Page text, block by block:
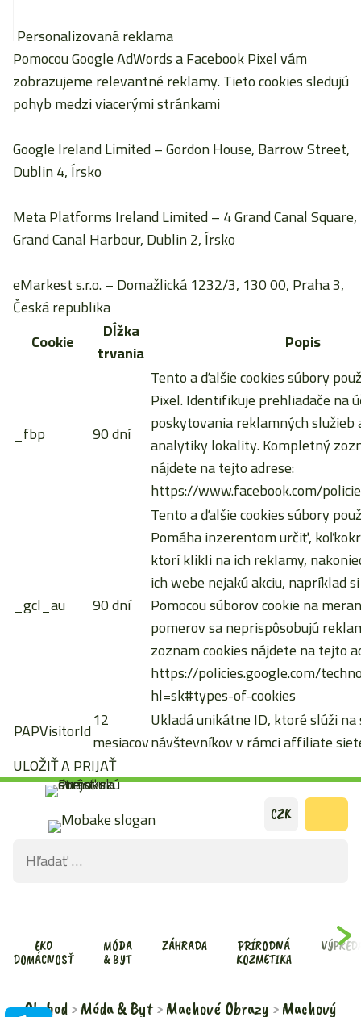
Preskočiť
obsah
EKO
DOMÁCNOSŤ
MÓDA
& BYT
ZÁHRADA
PRÍRODNÁ
KOZMETIKA
Hľadať:
CZK
Obchod Móda & Byt Machové Obrazy Machový
Personalizovaná reklama
Pomocou Google AdWords a Facebook Pixel vám
zobrazujeme relevantné reklamy. Tieto cookies sledujú
pohyb medzi viacerými stránkami
Google Ireland Limited– Gordon House, Barrow Street,
Dublin 4, Írsko
Meta Platforms Ireland Limited– 4 Grand Canal Square,
Grand Canal Harbour, Dublin 2, Írsko
eMarkest s.r.o.– Domažlická 1232/3, 130 00, Praha 3,
Česká republika
Cookie
Dĺžka
trvania
Popis
_fbp 90 dní
Tento a ďalšie cookies súbory
Pixel. Identifikuje prehliadače na
poskytovania reklamných služieb
analytiky lokality. Kompletný
nájdete na tejto adrese:
https://www.facebook.com/
_gcl_au 90 dní
Tento a ďalšie cookies súbory
Pomáha inzerentom určiť,
ktorí klikli na ich reklamy,
ich webe nejakú akciu, napríklad
Pomocou súborov cookie na
pomerov sa neprispôsobujú
zoznam cookies nájdete na tejto
https://policies.google.com/
hl=sk#types-of-cookies
PAPVisitorId12
mesiacov
Ukladá unikátne ID, ktoré slúži
návštevníkov v rámci affiliate
ULOŽIŤ A PRIJAŤ